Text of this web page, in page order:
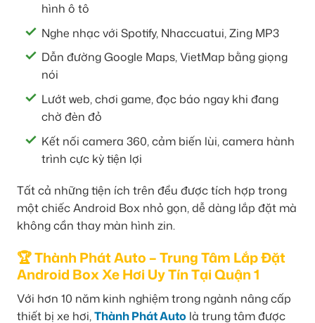
hình ô tô
Nghe nhạc với Spotify, Nhaccuatui, Zing MP3
Dẫn đường Google Maps, VietMap bằng giọng
nói
Lướt web, chơi game, đọc báo ngay khi đang
chờ đèn đỏ
Kết nối camera 360, cảm biến lùi, camera hành
trình cực kỳ tiện lợi
Tất cả những tiện ích trên đều được tích hợp trong
một chiếc Android Box nhỏ gọn, dễ dàng lắp đặt mà
không cần thay màn hình zin.
🏆 Thành Phát Auto – Trung Tâm Lắp Đặt
Android Box Xe Hơi Uy Tín Tại Quận 1
Với hơn 10 năm kinh nghiệm trong ngành nâng cấp
thiết bị xe hơi,Thành Phát Auto là trung tâm được